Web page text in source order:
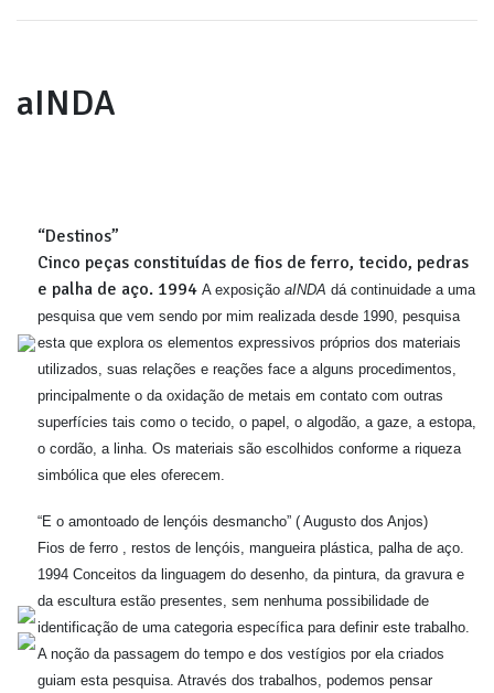
aINDA
“Destinos”
Cinco peças constituídas de fios de ferro, tecido, pedras
e palha de aço. 1994 A exposição aINDA dá continuidade a uma
pesquisa que vem sendo por mim realizada desde 1990, pesquisa
esta que explora os elementos expressivos próprios dos materiais
utilizados, suas relações e reações face a alguns procedimentos,
principalmente o da oxidação de metais em contato com outras
superfícies tais como o tecido, o papel, o algodão, a gaze, a estopa,
o cordão, a linha. Os materiais são escolhidos conforme a riqueza
simbólica que eles oferecem.
“E o amontoado de lençóis desmancho” ( Augusto dos Anjos)
Fios de ferro , restos de lençóis, mangueira plástica, palha de aço.
1994 Conceitos da linguagem do desenho, da pintura, da gravura e
da escultura estão presentes, sem nenhuma possibilidade de
identificação de uma categoria específica para definir este trabalho.
A noção da passagem do tempo e dos vestígios por ela criados
guiam esta pesquisa. Através dos trabalhos, podemos pensar